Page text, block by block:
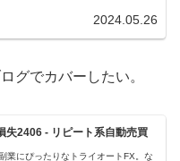
2024.05.26
グでカバーしたい。
失2406 - リピート系自動売買
業にぴったりなトライオートFX。な